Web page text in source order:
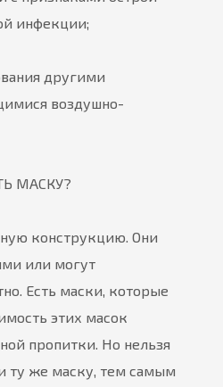
инфекции;
другими
воздушно-
МАСКУ?
конструкцию. Они
или могут
Есть маски, которые
этих масок
пропитки. Но нельзя
ту же маску, тем самым